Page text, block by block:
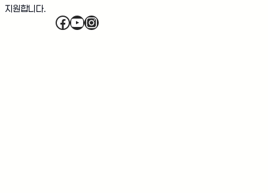
지원합니다.
Facebook
YouTube
Instagram